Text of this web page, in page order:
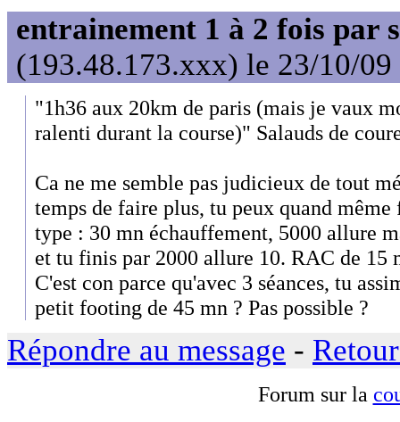
entrainement 1 à 2 fois par
(193.48.173.xxx) le 23/10/09
"1h36 aux 20km de paris (mais je vaux
ralenti durant la course)" Salauds de
Ca ne me semble pas judicieux de tout
temps de faire plus, tu peux quand même
type : 30 mn échauffement, 5000 allure
et tu finis par 2000 allure 10. RAC de 15
C'est con parce qu'avec 3 séances, tu
petit footing de 45 mn ? Pas possible ?
Répondre au message -
Forum sur la